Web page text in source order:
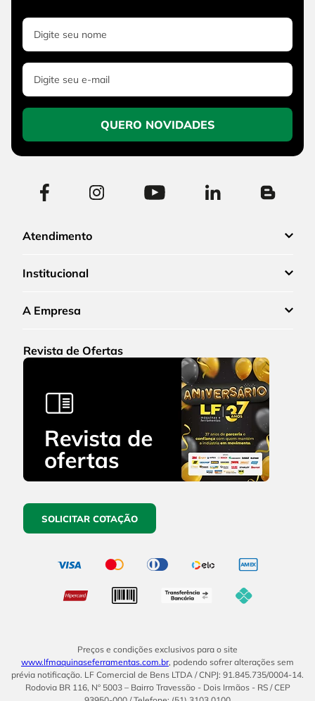
QUERO NOVIDADES
Atendimento
Institucional
A Empresa
Revista de Ofertas
SOLICITAR COTAÇÃO
Preços e condições exclusivos para o site
www.lfmaquinaseferramentas.com.br, podendo sofrer alterações sem
prévia notificação. LF Comercial de Bens LTDA / CNPJ: 91.845.735/0004-14.
Rodovia BR 116, Nº 5003 – Bairro Travessão - Dois Irmãos - RS / CEP